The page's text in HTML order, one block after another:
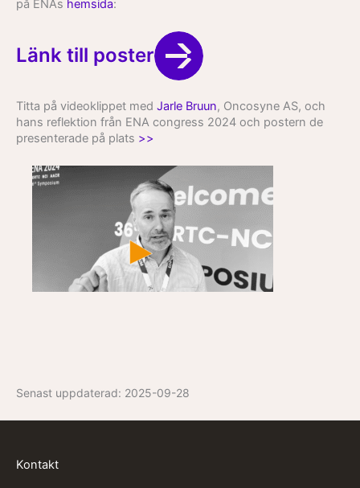
på ENAs hemsida:
Länk till poster
Titta på videoklippet med Jarle Bruun, Oncosyne AS, och
hans reflektion från ENA congress 2024 och postern de
presenterade på plats >>
Senast uppdaterad: 2025-09-28
Kontakt